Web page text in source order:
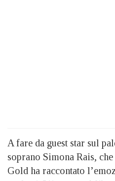
A fare da guest star sul
soprano Simona Rais,
Gold ha raccontato